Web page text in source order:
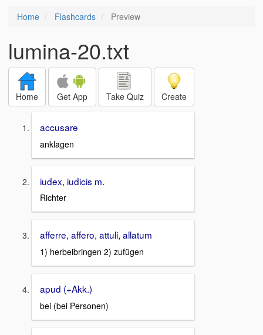
Home Flashcards Preview
lumina-20.txt
Home Get App Take Quiz Create
accusare
anklagen
iudex, iudicis m.
Richter
afferre, affero, attuli, allatum
1) herbeibringen 2) zufügen
apud (+Akk.)
bei (bei Personen)